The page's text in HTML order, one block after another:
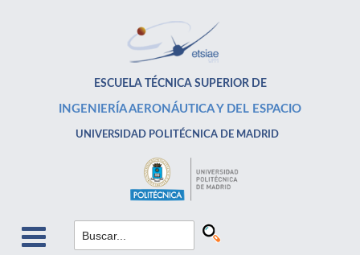
ESCUELA TÉCNICA SUPERIOR DE
INGENIERÍA AERONÁUTICA Y DEL ESPACIO
UNIVERSIDAD POLITÉCNICA DE MADRID